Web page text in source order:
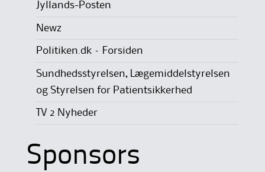
Jyllands-Posten
Newz
Politiken.dk – Forsiden
Sundhedsstyrelsen, Lægemiddelstyrelsen
og Styrelsen for Patientsikkerhed
TV 2 Nyheder
Sponsors